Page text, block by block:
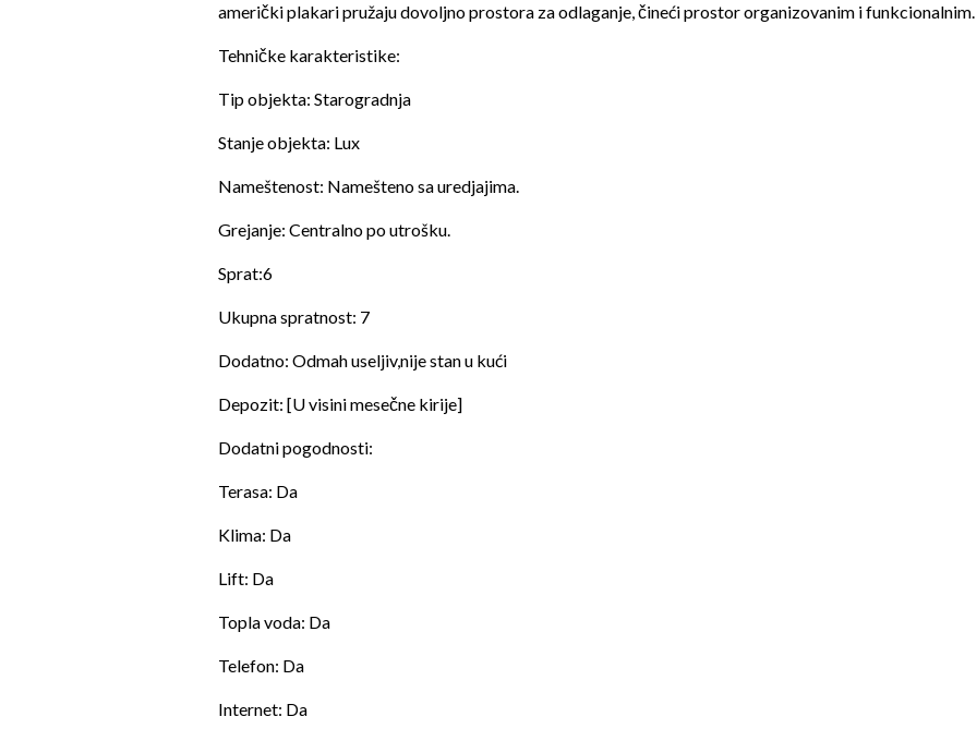
američki plakari pružaju dovoljno prostora za odlaganje, čineći prostor organizovanim i funkcionalnim.
Tehničke karakteristike:
Tip objekta: Starogradnja
Stanje objekta: Lux
Nameštenost: Namešteno sa uredjajima.
Grejanje: Centralno po utrošku.
Sprat:6
Ukupna spratnost: 7
Dodatno: Odmah useljiv,nije stan u kući
Depozit: [U visini mesečne kirije]
Dodatni pogodnosti:
Terasa: Da
Klima: Da
Lift: Da
Topla voda: Da
Telefon: Da
Internet: Da